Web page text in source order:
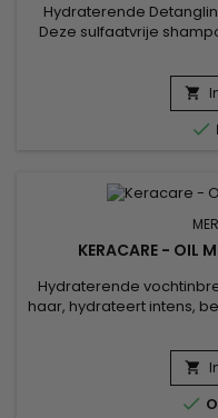
Hydraterende
Deze sulfaatvrije
haar en hoofdhuid
wrijving tussen de
de haarschacht en
Verbetert de uitlijning


KERACARE - OIL
Hydraterende
haar, hydrateert intens,
en geeft
versterken.&nbsp; De
voedt beschadigd haar
en gehydrateerd
met

